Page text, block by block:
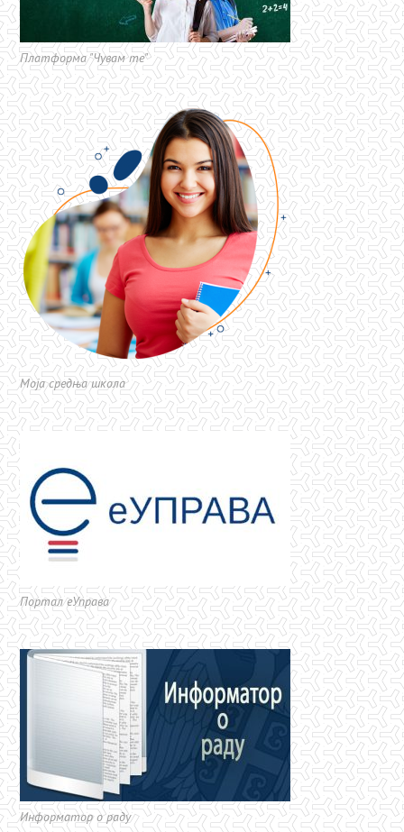
Платформа "Чувам те"
Моја средња школа
Портал еУправа
Информатор о раду